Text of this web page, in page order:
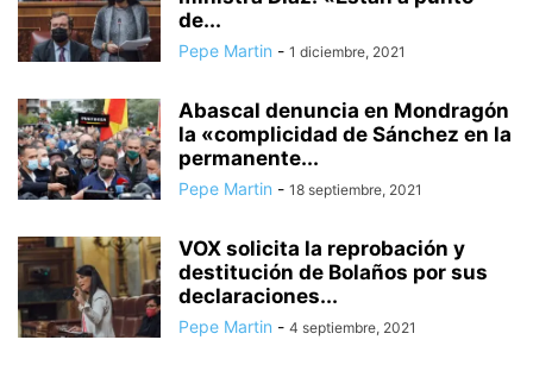
de...
Pepe Martin - 1 diciembre, 2021
Abascal denuncia en Mondragón
la «complicidad de Sánchez en la
permanente...
Pepe Martin - 18 septiembre, 2021
VOX solicita la reprobación y
destitución de Bolaños por sus
declaraciones...
Pepe Martin - 4 septiembre, 2021